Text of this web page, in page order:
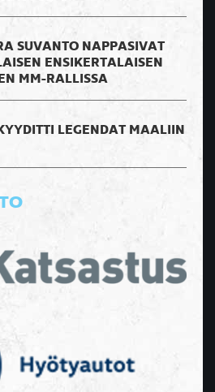
SUVANTO NAPPASIVAT
ENSIKERTALAISEN
MM-RALLISSA
LEGENDAT MAALIIN